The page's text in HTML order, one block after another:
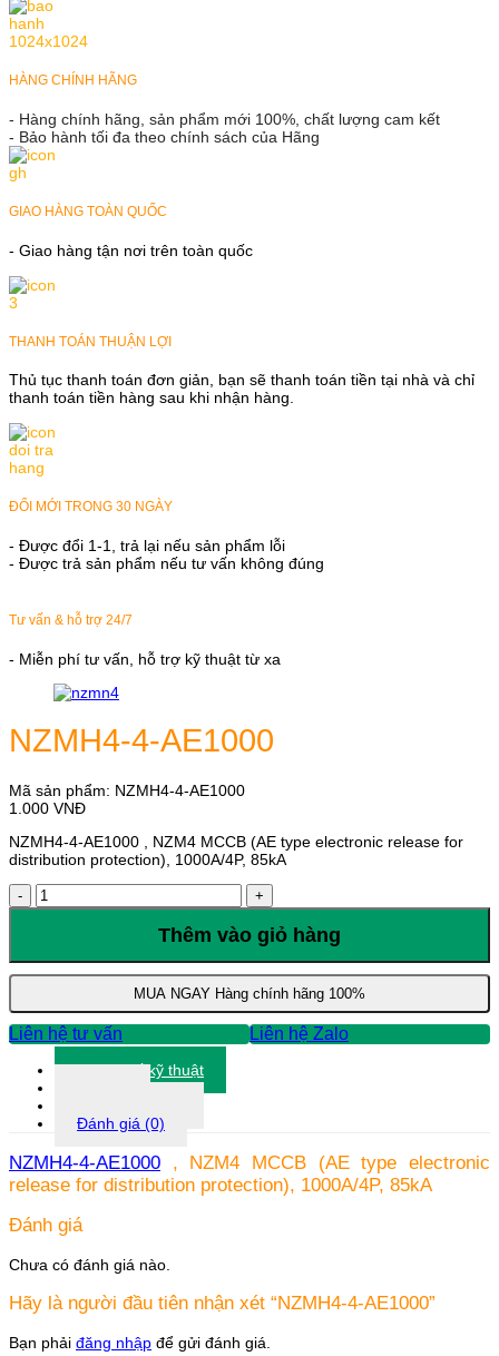
HÀNG CHÍNH HÃNG
- Hàng chính hãng, sản phẩm mới 100%, chất lượng cam kết
- Bảo hành tối đa theo chính sách của Hãng
GIAO HÀNG TOÀN QUỐC
- Giao hàng tận nơi trên toàn quốc
THANH TOÁN THUẬN LỢI
Thủ tục thanh toán đơn giản, bạn sẽ thanh toán tiền tại nhà và chỉ
thanh toán tiền hàng sau khi nhận hàng.
ĐỔI MỚI TRONG 30 NGÀY
- Được đổi 1-1, trả lại nếu sản phẩm lỗi
- Được trả sản phẩm nếu tư vấn không đúng
Tư vấn & hỗ trợ 24/7
- Miễn phí tư vấn, hỗ trợ kỹ thuật từ xa
NZMH4-4-AE1000
Mã sản phẩm: NZMH4-4-AE1000
1.000 VNĐ
NZMH4-4-AE1000 , NZM4 MCCB (AE type electronic release for
distribution protection), 1000A/4P, 85kA
NZMH4-
4-
lượng
Thêm vào giỏ hàng
MUA NGAY Hàng chính hãng 100%
Liên hệ tư vấn Liên hệ Zalo
Thông số kỹ thuật
Đánh giá (0)
NZMH4-4-AE1000 , NZM4 MCCB (AE type electronic
release for distribution protection), 1000A/4P, 85kA
Đánh giá
Chưa có đánh giá nào.
Hãy là người đầu tiên nhận xét “NZMH4-4-AE1000”
Bạn phải đăng nhập để gửi đánh giá.